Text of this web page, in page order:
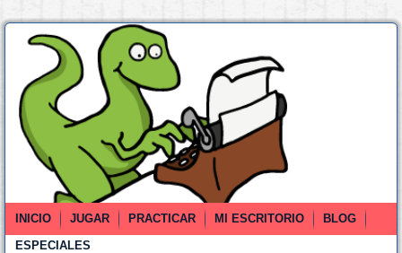
INICIO JUGAR PRACTICAR MI ESCRITORIO
BLOG
ESPECIALES